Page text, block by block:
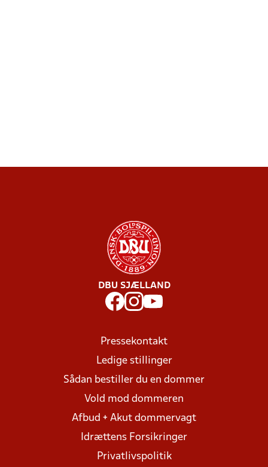
DBU SJÆLLAND
Pressekontakt
Ledige stillinger
Sådan bestiller du en dommer
Vold mod dommeren
Afbud + Akut dommervagt
Idrættens Forsikringer
Privatlivspolitik